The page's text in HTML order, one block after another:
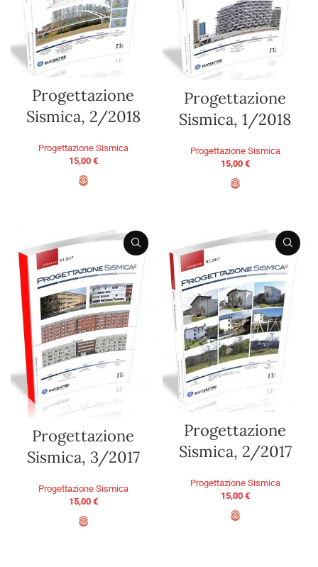
Progettazione
Sismica, 2/2018
Progettazione Sismica
15,00 €
Progettazione
Sismica, 1/2018
Progettazione Sismica
15,00 €
Progettazione
Sismica, 3/2017
Progettazione Sismica
15,00 €
Progettazione
Sismica, 2/2017
Progettazione Sismica
15,00 €